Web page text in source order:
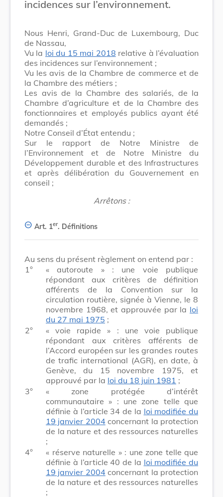
incidences sur l’environnement.
Nous Henri, Grand-Duc de Luxembourg, Duc
de Nassau,
Vu la loi du 15 mai 2018 relative à l’évaluation
des incidences sur l’environnement ;
Vu les avis de la Chambre de commerce et de
la Chambre des métiers ;
Les avis de la Chambre des salariés, de la
Chambre d’agriculture et de la Chambre des
fonctionnaires et employés publics ayant été
demandés ;
Notre Conseil d’État entendu ;
Sur le rapport de Notre Ministre de
l’Environnement et de Notre Ministre du
Développement durable et des Infrastructures
et après délibération du Gouvernement en
conseil ;
Arrêtons :
Art. 1er. Définitions
Au sens du présent règlement on entend par :
1°
« autoroute » : une voie publique
répondant aux critères de définition
afférents de la Convention sur la
circulation routière, signée à Vienne, le 8
novembre 1968, et approuvée par la loi
du 27 mai 1975 ;
2°
« voie rapide » : une voie publique
répondant aux critères afférents de
l’Accord européen sur les grandes routes
de trafic international (AGR), en date, à
Genève, du 15 novembre 1975, et
approuvé par la loi du 18 juin 1981 ;
3°
« zone protégée d’intérêt
communautaire » : une zone telle que
définie à l’article 34 de la loi modifiée du
19 janvier 2004 concernant la protection
de la nature et des ressources naturelles
;
4°
« réserve naturelle » : une zone telle que
définie à l’article 40 de la loi modifiée du
19 janvier 2004 concernant la protection
de la nature et des ressources naturelles
;